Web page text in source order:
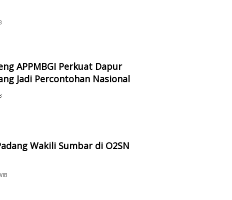
APPMBGI Perkuat Dapur
Jadi Percontohan Nasional
Wakili Sumbar di O2SN